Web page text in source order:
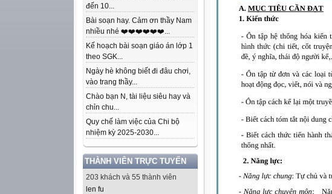
đến 10...
Bài soạn hay. Cảm ơn thầy Nam
nhiều nhé ❤️❤️❤️❤️❤️❤️...
Kế hoạch bài soạn giáo án lớp 1
theo SGK...
Ngày hè không biết đi đâu chơi,
vào trang thầy...
Chào bạn N, tài liệu siêu hay và
chỉn chu...
Quy chế làm việc của Chi bộ
nhiệm kỳ 2025-2030...
THÀNH VIÊN TRỰC TUYẾN
203 khách và 55 thành viên
len fu